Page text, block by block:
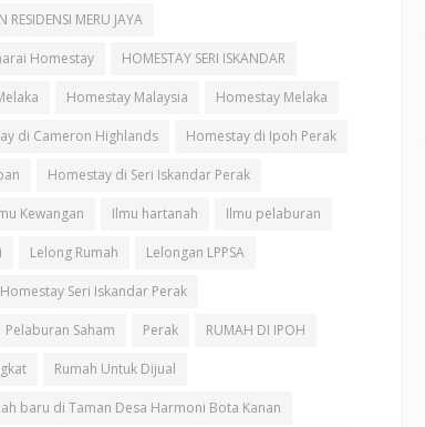
RESIDENSI MERU JAYA
Homestay HOMESTAY SERI ISKANDAR
Homestay Malaysia Homestay Melaka
di Cameron Highlands Homestay di Ipoh Perak
Homestay di Seri Iskandar Perak
Kewangan Ilmu hartanah Ilmu pelaburan
Lelong Rumah Lelongan LPPSA
Homestay Seri Iskandar Perak
Pelaburan Saham Perak RUMAH DI IPOH
Rumah Untuk Dijual
baru di Taman Desa Harmoni Bota Kanan